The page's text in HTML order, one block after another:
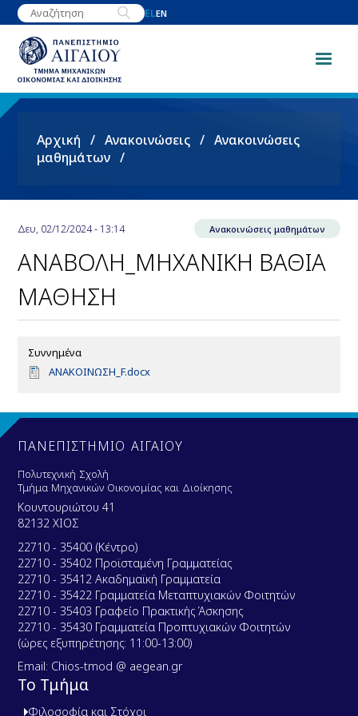
Παράκαμψη
προς
κυρίως
περιεχόμενο
ELEN
Breadcrumb
Αρχική Ανακοινώσεις
Ανακοινώσεις
μαθημάτων
Δευ, 02/12/2024 - 13:14 Ανακοινώσεις μαθημάτων
ΑΝΑΒΟΛΗ_ΜΗΧΑΝΙΚΗ ΒΑΘΙΑ
ΜΑΘΗΣΗ
Συννημένα
D
u
e
n
t
ΑΝΑΚΟΙΝΩΣΗ_F.docx
ΠΑΝΕΠΙΣΤΗΜΙΟ ΑΙΓΑΙΟΥ
Πολυτεχνική Σχολή
Τμήμα Μηχανικών Οικονομίας και Διοίκησης
Κουντουριώτου 41
82132 ΧΙΟΣ
22710 - 35400 (Κέντρο)
22710 - 35402 Προϊσταμένη Γραμματείας
22710 - 35412 Ακαδημαϊκή Γραμματεία
22710 - 35422 Γραμματεία Μεταπτυχιακών Φοιτητών
22710 - 35403 Γραφείο Πρακτικής Άσκησης
22710 - 35430 Γραμματεία Προπτυχιακών Φοιτητών
(ώρες εξυπηρέτησης: 11:00-13:00)
Email: Chios-tmod @ aegean.gr
Το Τμήμα
Φιλοσοφία και Στόχοι